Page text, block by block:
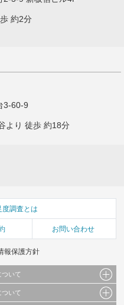
約2分
3-60-9
より 徒歩 約18分
度調査とは
お問い合わせ
報保護方針
ついて
ラスト、画像データ等）及びこれらの配
ついて